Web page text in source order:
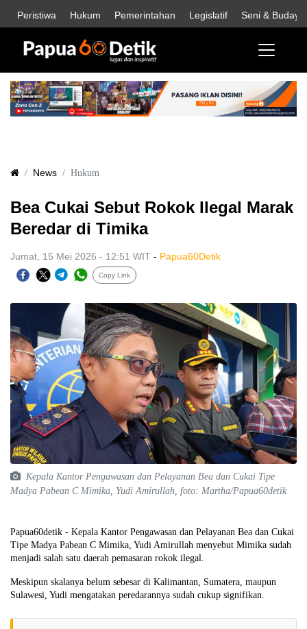
Peristiwa Hukum Pemerintahan Legislatif Seni & Budaya
News Hukum
Bea Cukai Sebut Rokok Ilegal Marak
Beredar di Timika
Jumat, 15 Mei 2026 - 12:51 WIT - Papua60Detik
Copy Link
Kepala Kantor Pengawasan dan Pelayanan Bea dan Cukai Tipe
Madya Pabean C Mimika, Yudi Amirullah, foto: Martha/Papua60detik
Papua60detik - Kepala Kantor Pengawasan dan Pelayanan Bea dan Cukai
Tipe Madya Pabean C Mimika, Yudi Amirullah menyebut Mimika sudah
menjadi salah satu daerah pemasaran rokok ilegal.
Meskipun skalanya belum sebesar di Kalimantan, Sumatera, maupun
Sulawesi, Yudi mengatakan peredarannya sudah cukup signifikan.